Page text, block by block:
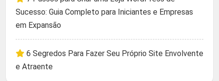
Sucesso: Guia Completo para Iniciantes e Empresas
em Expansão
6 Segredos Para Fazer Seu Próprio Site Envolvente
e Atraente